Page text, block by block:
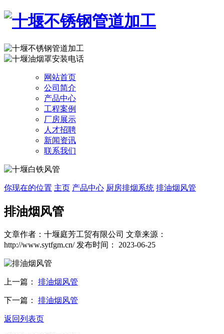
网站首页
公司简介
产品中心
工程案例
厂房展示
人才招聘
新闻资讯
联系我们
你现在的位置 主页 产品中心 厨房排烟系统 排油烟风管
排油烟风管
文章作者：十堰庭芳工贸有限公司 文章来源：
http://www.sytfgm.cn/ 发布时间： 2023-06-25
上一篇： 排油烟风管
下一篇： 排油烟风管
返回列表页